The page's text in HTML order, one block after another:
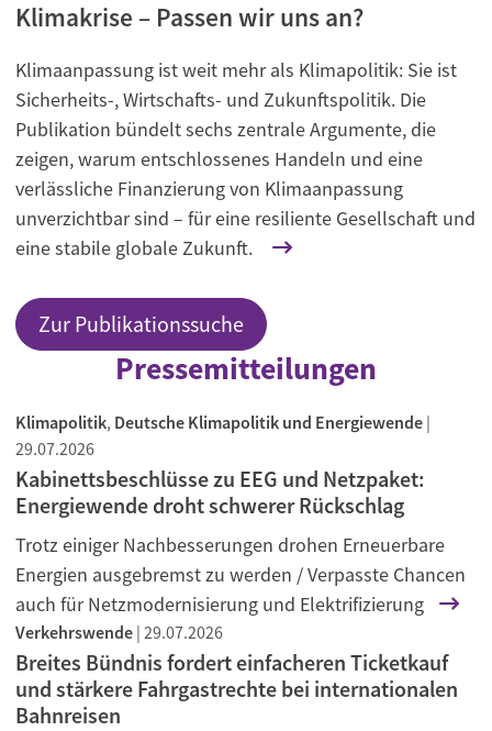
Klimakrise – Passen wir uns an?
Klimaanpassung ist weit mehr als Klimapolitik: Sie ist
Sicherheits-, Wirtschafts- und Zukunftspolitik. Die
Publikation bündelt sechs zentrale Argumente, die
zeigen, warum entschlossenes Handeln und eine
verlässliche Finanzierung von Klimaanpassung
unverzichtbar sind – für eine resiliente Gesellschaft und
eine stabile globale Zukunft.
Zur Publikationssuche
Pressemitteilungen
Klimapolitik, Deutsche Klimapolitik und Energiewende |
29.07.2026
Kabinettsbeschlüsse zu EEG und Netzpaket:
Energiewende droht schwerer Rückschlag
Trotz einiger Nachbesserungen drohen Erneuerbare
Energien ausgebremst zu werden / Verpasste Chancen
auch für Netzmodernisierung und Elektrifizierung
Verkehrswende | 29.07.2026
Breites Bündnis fordert einfacheren Ticketkauf
und stärkere Fahrgastrechte bei internationalen
Bahnreisen